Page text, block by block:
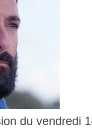
du vendredi